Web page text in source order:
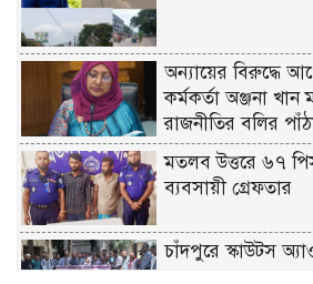
অন্যায়ের বিরুদ্ধে
কর্মকর্তা অঞ্জনা খান
রাজনীতির বলির
মতলব উত্তরে ৬৭
ব্যবসায়ী গ্রেফতার
চাঁদপুরে স্কাউটস